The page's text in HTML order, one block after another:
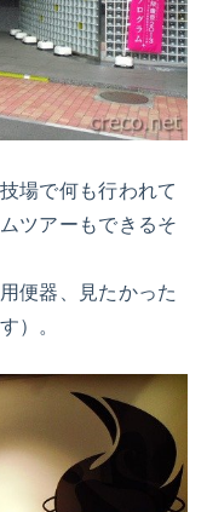
場で何も行われて
ツアーもできるそ
便器、見たかった
）。